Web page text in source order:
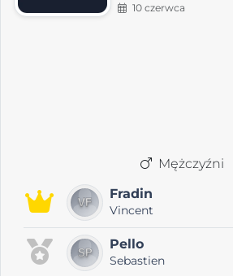
10 czerwca
Mężczyźni
Fradin
Vincent
Pello
Sebastien